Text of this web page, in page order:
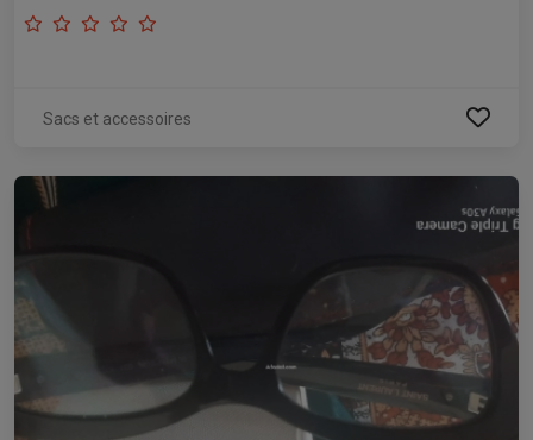
Sacs et accessoires